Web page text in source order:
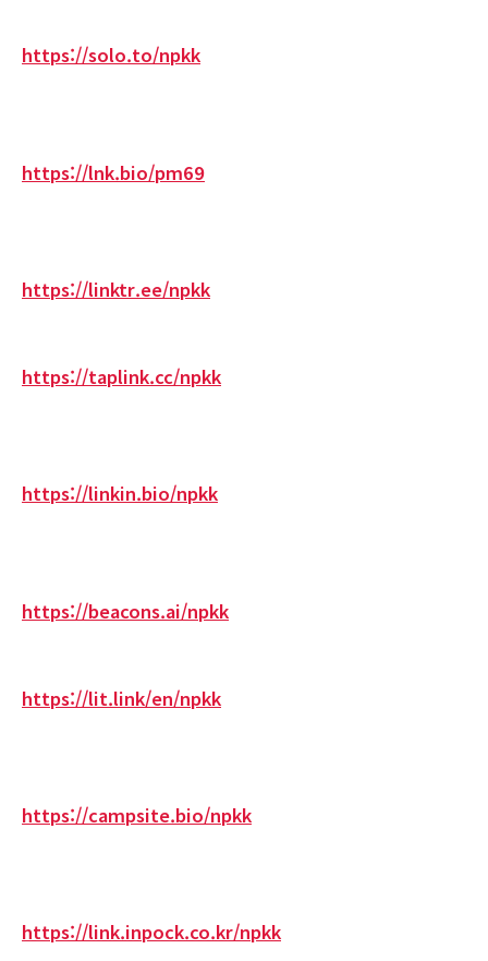
https://solo.to/npkk
https://lnk.bio/pm69
https://linktr.ee/npkk
https://taplink.cc/npkk
https://linkin.bio/npkk
https://beacons.ai/npkk
https://lit.link/en/npkk
https://campsite.bio/npkk
https://link.inpock.co.kr/npkk